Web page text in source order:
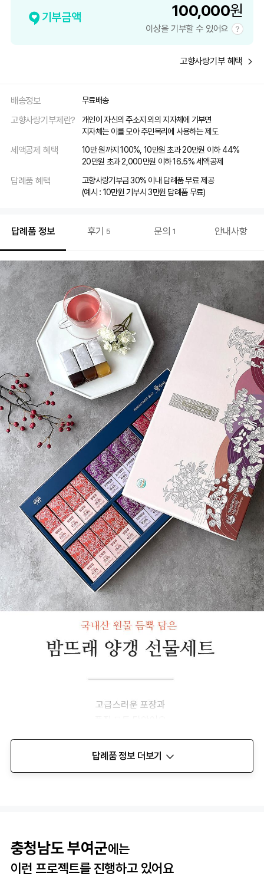
기부금액 100,000원
이상을 기부할 수 있어요
고향사랑기부 혜택
배송정보 무료배송
고향사랑기부제란?
개인이 자신의 주소지 외의 지자체에 기부면
지자체는 이를 모아 주민복리에 사용하는 제도
세액공제 혜택
10만 원까지 100%, 10만원 초과 20만원 이하 44%
20만원 초과 2,000만원 이하 16.5% 세액공제
답례품 혜택
고향사랑기부금 30% 이내 답례품 무료 제공
(예시 : 10만원 기부시 3만원 답례품 무료)
답례품 정보 후기 5 문의 1 안내사항
답례품 정보 더보기
충청남도 부여군에는
이런 프로젝트를 진행하고 있어요